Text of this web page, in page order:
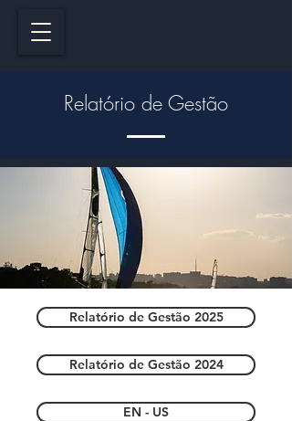
Relatório de Gestão
Relatório de Gestão 2025
Relatório de Gestão 2024
EN - US